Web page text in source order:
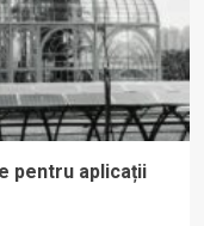
pentru aplicații